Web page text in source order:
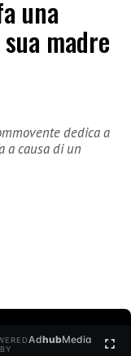
una
madre
dedica a
a causa di un
BY
AdhubMedia